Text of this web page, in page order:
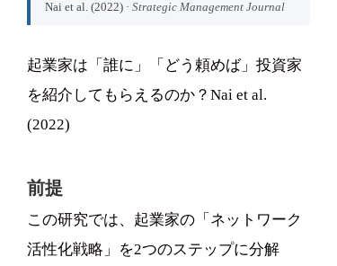
Nai et al. (2022) · Strategic Management Journal
起業家は「誰に」「どう頼めば」投資家
を紹介してもらえるのか？Nai et al.
(2022)
前提
この研究では、起業家の「ネットワーク
活性化戦略」を2つのステップに分解